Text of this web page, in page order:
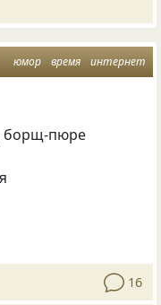
юмор время интернет
борщ-пюре
16